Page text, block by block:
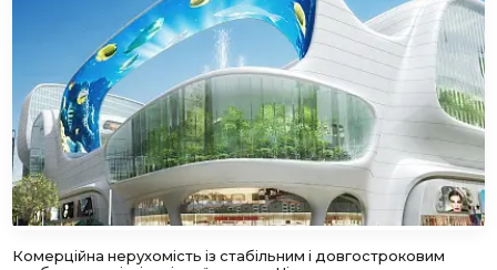
Комерційна нерухомість із стабільним і довгостроковим